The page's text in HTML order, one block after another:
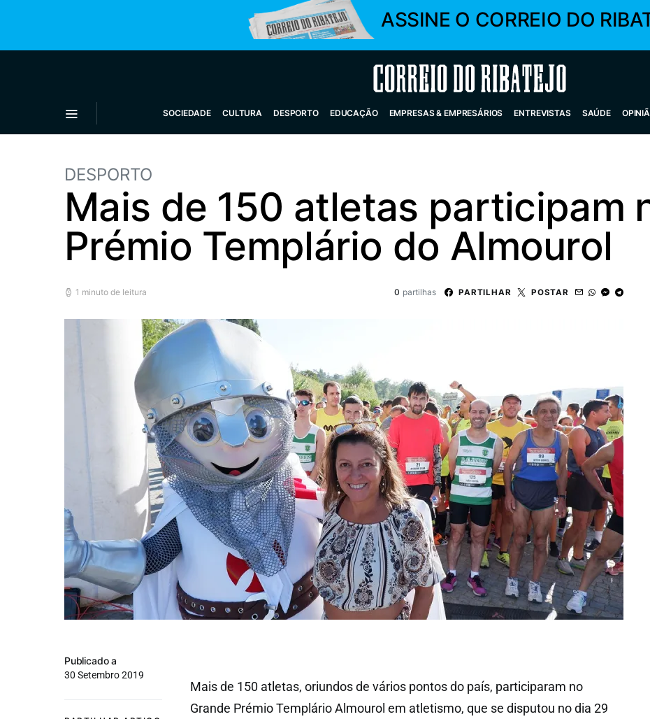
ASSINE O CORREIO DO
Correio do Ribatejo
SOCIEDADE CULTURA DESPORTO EDUCAÇÃO EMPRESAS & EMPRESÁRIOS ENTREVISTAS SAÚDE
DESPORTO
Mais de 150 atletas participam
Prémio Templário do Almourol
1 minuto de leitura 0 partilhas PARTILHAR POSTAR
Publicado a
30 Setembro 2019
Mais de 150 atletas, oriundos de vários pontos do país, participaram no
Grande Prémio Templário Almourol em atletismo, que se disputou no dia 29